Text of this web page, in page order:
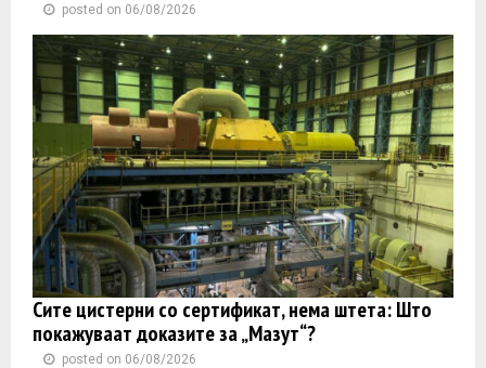
posted on 06/08/2026
Сите цистерни со сертификат, нема штета: Што
покажуваат доказите за „Мазут“?
posted on 06/08/2026